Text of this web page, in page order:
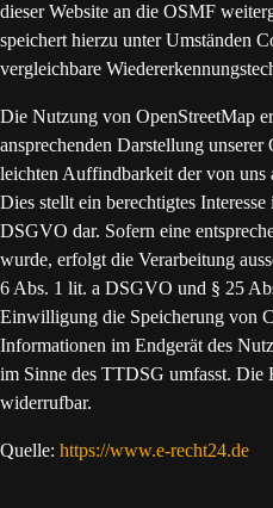
dieser Website an die OSMF
speichert hierzu unter Umständen
vergleichbare
Die Nutzung von OpenStreetMap
ansprechenden Darstellung
leichten Auffindbarkeit der von uns
Dies stellt ein berechtigtes
DSGVO dar. Sofern eine
wurde, erfolgt die Verarbeitung
6 Abs. 1 lit. a DSGVO und § 25
Einwilligung die Speicherung von
Informationen im Endgerät des
im Sinne des TTDSG umfasst.
widerrufbar.
Quelle: https://www.e-recht24.de